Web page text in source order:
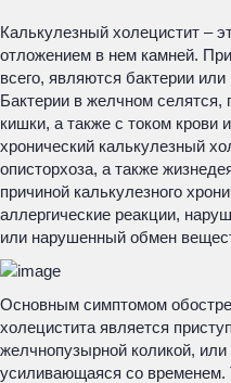
Калькулезный холецистит –
отложением в нем камней.
всего, являются бактерии
Бактерии в желчном селятся,
кишки, а также с током крови
хронический калькулезный
описторхоза, а также
причиной калькулезного
аллергические реакции,
или нарушенный обмен
Основным симптомом
холецистита является
желчнопузырной коликой, или
усиливающаяся со